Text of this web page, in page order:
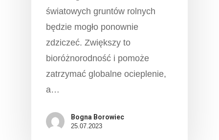
światowych gruntów rolnych
będzie mogło ponownie
zdziczeć. Zwiększy to
bioróżnorodność i pomoże
zatrzymać globalne ocieplenie,
a…
Bogna Borowiec
25.07.2023